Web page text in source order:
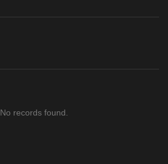
No records found.